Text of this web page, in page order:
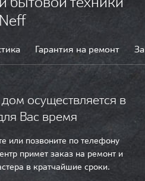
Neff
Гарантия на ремонт
осуществляется в
Вас время
или позвоните по телефону
примет заказ на ремонт и
в кратчайшие сроки.